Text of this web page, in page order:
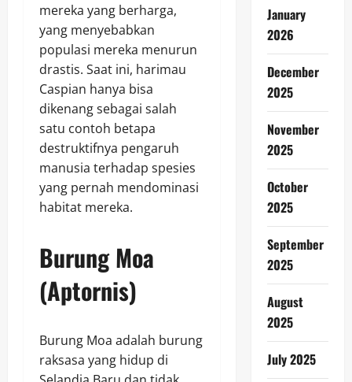
mereka yang berharga,
yang menyebabkan
populasi mereka menurun
drastis. Saat ini, harimau
Caspian hanya bisa
dikenang sebagai salah
satu contoh betapa
destruktifnya pengaruh
manusia terhadap spesies
yang pernah mendominasi
habitat mereka.
Burung Moa
(Aptornis)
Burung Moa adalah burung
raksasa yang hidup di
January
2026
December
2025
November
2025
October
2025
September
2025
August
2025
July 2025